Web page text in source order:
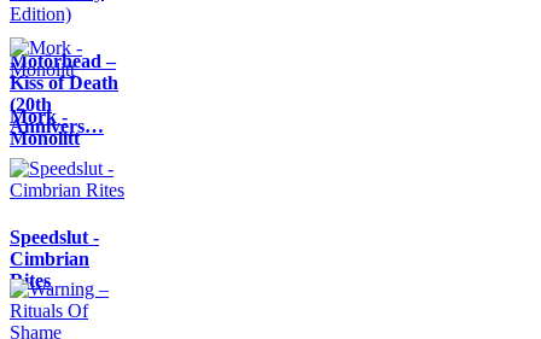
Motörhead –
Kiss of Death
(20th
Annivers…
Mork -
Monolitt
Speedslut -
Cimbrian
Rites